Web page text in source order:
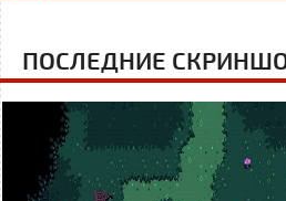
ПОСЛЕДНИЕ